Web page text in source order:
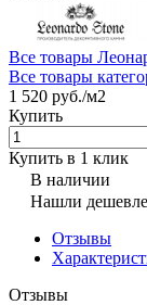
Все товары
Все товары
1 520 руб./м2
Купить
Купить в 1 клик
В наличии
Нашли
Отзывы
Отзывы